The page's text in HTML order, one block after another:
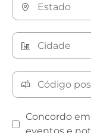
Concordo